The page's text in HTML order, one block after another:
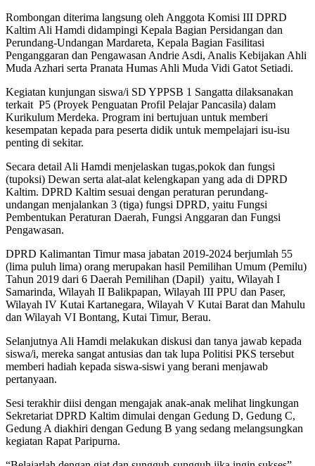
Rombongan diterima langsung oleh Anggota Komisi III DPRD
Kaltim Ali Hamdi didampingi Kepala Bagian Persidangan dan
Perundang-Undangan Mardareta, Kepala Bagian Fasilitasi
Penganggaran dan Pengawasan Andrie Asdi, Analis Kebijakan Ahli
Muda Azhari serta Pranata Humas Ahli Muda Vidi Gatot Setiadi.
Kegiatan kunjungan siswa/i SD YPPSB 1 Sangatta dilaksanakan
terkait P5 (Proyek Penguatan Profil Pelajar Pancasila) dalam
Kurikulum Merdeka. Program ini bertujuan untuk memberi
kesempatan kepada para peserta didik untuk mempelajari isu-isu
penting di sekitar.
Secara detail Ali Hamdi menjelaskan tugas,pokok dan fungsi
(tupoksi) Dewan serta alat-alat kelengkapan yang ada di DPRD
Kaltim. DPRD Kaltim sesuai dengan peraturan perundang-
undangan menjalankan 3 (tiga) fungsi DPRD, yaitu Fungsi
Pembentukan Peraturan Daerah, Fungsi Anggaran dan Fungsi
Pengawasan.
DPRD Kalimantan Timur masa jabatan 2019-2024 berjumlah 55
(lima puluh lima) orang merupakan hasil Pemilihan Umum (Pemilu)
Tahun 2019 dari 6 Daerah Pemilihan (Dapil) yaitu, Wilayah I
Samarinda, Wilayah II Balikpapan, Wilayah III PPU dan Paser,
Wilayah IV Kutai Kartanegara, Wilayah V Kutai Barat dan Mahulu
dan Wilayah VI Bontang, Kutai Timur, Berau.
Selanjutnya Ali Hamdi melakukan diskusi dan tanya jawab kepada
siswa/i, mereka sangat antusias dan tak lupa Politisi PKS tersebut
memberi hadiah kepada siswa-siswi yang berani menjawab
pertanyaan.
Sesi terakhir diisi dengan mengajak anak-anak melihat lingkungan
Sekretariat DPRD Kaltim dimulai dengan Gedung D, Gedung C,
Gedung A diakhiri dengan Gedung B yang sedang melangsungkan
kegiatan Rapat Paripurna.